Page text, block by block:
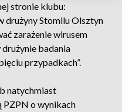
stronie klubu:
drużyny Stomilu Olsztyn
zarażenie wirusem
badania
przypadkach”.
natychmiast
PZPN o wynikach